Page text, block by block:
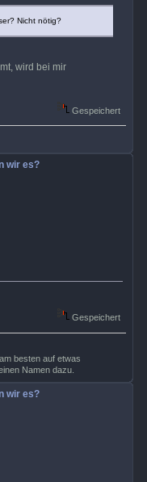
Nicht nötig?
wird bei mir
Gespeichert
wir es?
Gespeichert
besten auf etwas
Namen dazu.
wir es?